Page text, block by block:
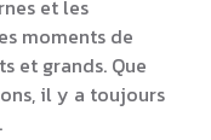
et les
moments de
et grands. Que
il y a toujours